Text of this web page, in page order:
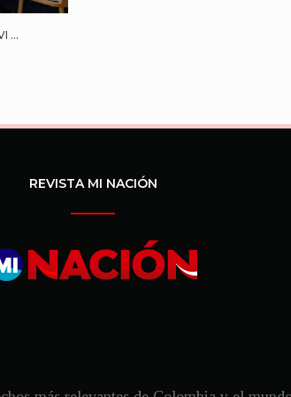
...
REVISTA MI NACIÓN